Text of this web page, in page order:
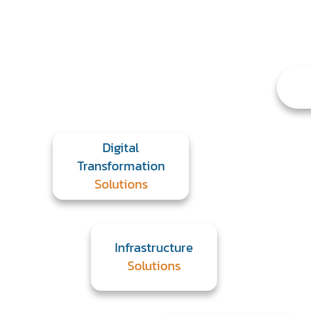
Digital
Transformation
Solutions
Infrastructure
Solutions